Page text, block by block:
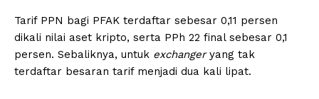
Tarif PPN bagi PFAK terdaftar sebesar 0,11 persen
dikali nilai aset kripto, serta PPh 22 final sebesar 0,1
persen. Sebaliknya, untuk exchangeryang tak
terdaftar besaran tarif menjadi dua kali lipat.